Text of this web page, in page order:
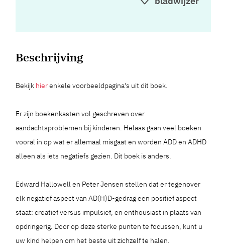
Beschrijving
Bekijk hierenkele voorbeeldpagina's uit dit boek.
Er zijn boekenkasten vol geschreven over
aandachtsproblemen bij kinderen. Helaas gaan veel boeken
vooral in op wat er allemaal misgaat en worden ADD en ADHD
alleen als iets negatiefs gezien. Dit boek is anders.
Edward Hallowell en Peter Jensen stellen dat er tegenover
elk negatief aspect van AD(H)D-gedrag een positief aspect
staat: creatief versus impulsief, en enthousiast in plaats van
opdringerig. Door op deze sterke punten te focussen, kunt u
uw kind helpen om het beste uit zichzelf te halen.